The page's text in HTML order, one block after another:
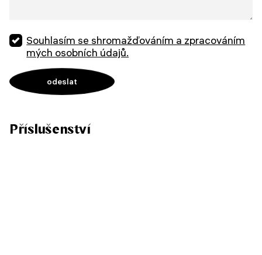
Souhlasím se shromažďováním a zpracováním
mých osobních údajů.
Příslušenství